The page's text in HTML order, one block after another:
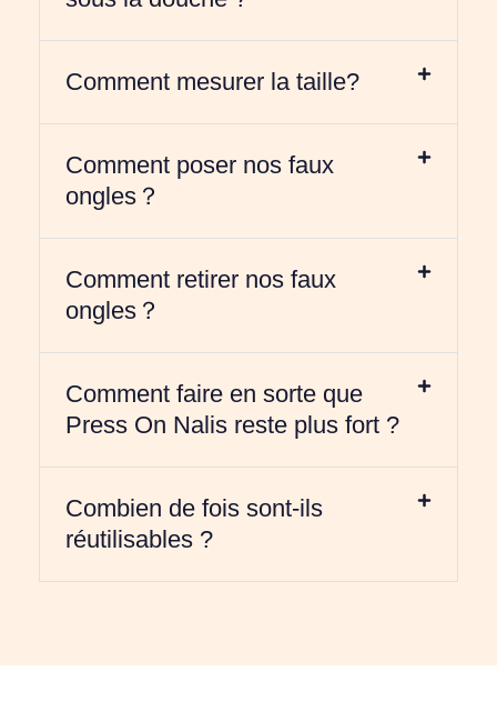
Comment mesurer la taille?
Comment poser nos faux
ongles？
Comment retirer nos faux
ongles？
Comment faire en sorte que
Press On Nalis reste plus fort ?
Combien de fois sont-ils
réutilisables ?